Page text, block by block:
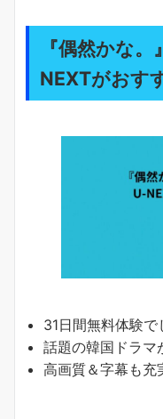
『偶然かな
NEXTがおす
31日間無料体験
話題の韓国ドラマ
高画質＆字幕も充